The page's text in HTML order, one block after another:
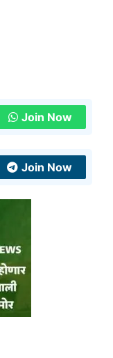
Join Now
Join Now